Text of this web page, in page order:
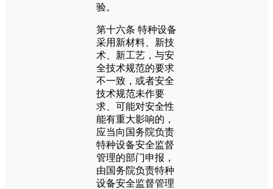
验。
第十六条 特种设备
采用新材料、新技
术、新工艺，与安
全技术规范的要求
不一致，或者安全
技术规范未作要
求、可能对安全性
能有重大影响的，
应当向国务院负责
特种设备安全监督
管理的部门申报，
由国务院负责特种
设备安全监督管理